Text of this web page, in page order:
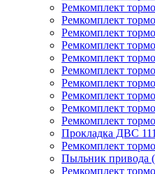
Ремкомплект
Ремкомплект
Ремкомплект
Ремкомплект
Ремкомплект
Ремкомплект
Ремкомплект
Ремкомплект
Ремкомплект
Ремкомплект
Прокладка ДВС
Ремкомплект
Пыльник привода
Ремкомплект